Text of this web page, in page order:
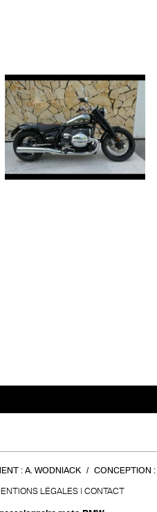
: A. WODNIACK CONCEPTION :
LÉGALES CONTACT